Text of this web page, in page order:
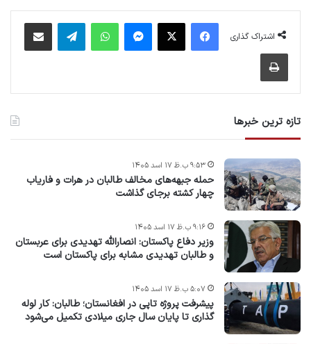
اشتراک گذاری
فیس بوک X پیام رسان واتس آپ تلگرام اشتراک گذاری از طریق ایمیل
چاپ
تازه ترین خبرها
حمله جبهه‌های مخالف طالبان در هرات و فاریاب
چهار کشته برجای گذاشت
۹:۵۳ ب.ظ ۱۷ اسد ۱۴۰۵
وزیر دفاع پاکستان: انصارالله تهدیدی برای عربستان
و طالبان تهدیدی مشابه برای پاکستان است
۹:۱۶ ب.ظ ۱۷ اسد ۱۴۰۵
پیشرفت پروژه‌ تاپی در افغانستان؛ طالبان: کار لوله
گذاری تا پایان سال جاری میلادی تکمیل می‌شود
۵:۰۷ ب.ظ ۱۷ اسد ۱۴۰۵